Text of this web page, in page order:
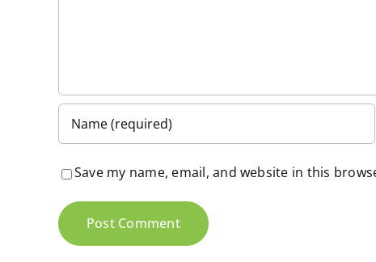
Save my name, email, and website in this